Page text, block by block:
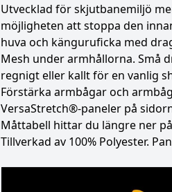
Utvecklad för skjutbanemiljö
möjligheten att stoppa den
huva och känguruficka med
Mesh under armhållorna. Små
regnigt eller kallt för en vanlig
Förstärka armbågar och
VersaStretch®-paneler på
Måttabell hittar du längre ner
Tillverkad av 100% Polyester.